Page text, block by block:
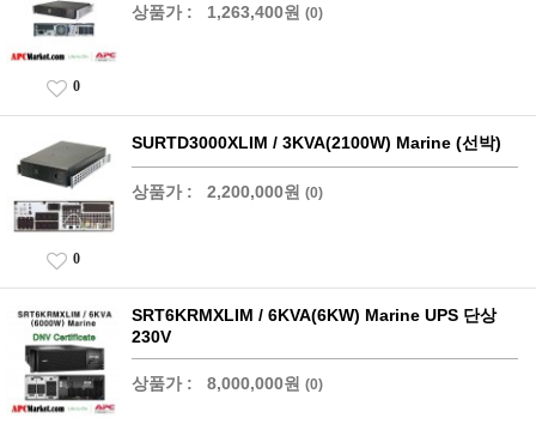
상품가 : 1,263,400원 (0)
0
SURTD3000XLIM / 3KVA(2100W) Marine (선박)
상품가 : 2,200,000원 (0)
0
SRT6KRMXLIM / 6KVA(6KW) Marine UPS 단상
230V
상품가 : 8,000,000원 (0)